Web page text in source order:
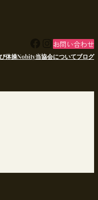
Facebook
Instagram
お問い合わせ
体操Nobity当協会についてブログ